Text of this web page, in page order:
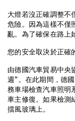
大燈若沒正確調整不
危險。因為這樣不僅
亂。為了確保在路上
您的安全取決於正確
由德國汽車貿易中央
週”。在此期間，德
務車場檢查汽車照明
車主修復。如果檢測
擋風玻璃上。